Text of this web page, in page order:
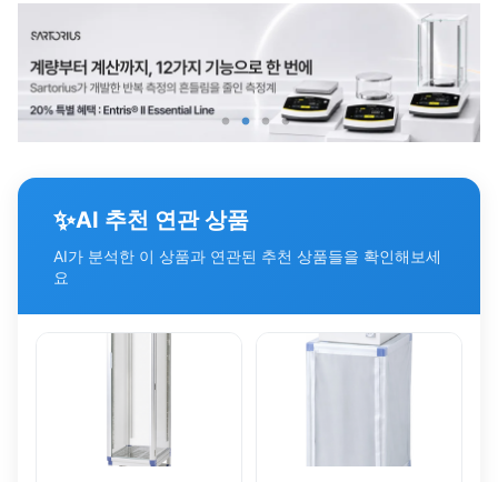
✨AI 추천 연관 상품
AI가 분석한 이 상품과 연관된 추천 상품들을 확인해보세
요